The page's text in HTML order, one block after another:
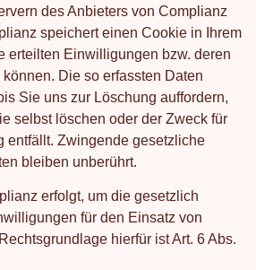
des Anbieters von Complianz
speichert einen Cookie in Ihrem
erteilten Einwilligungen bzw. deren
Die so erfassten Daten
Sie uns zur Löschung auffordern,
selbst löschen oder der Zweck für
entfällt. Zwingende gesetzliche
bleiben unberührt.
erfolgt, um die gesetzlich
für den Einsatz von
hierfür ist Art. 6 Abs.